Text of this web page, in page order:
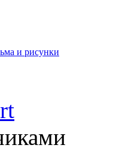
и рисунки